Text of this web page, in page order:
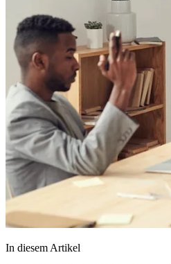
In diesem Artikel